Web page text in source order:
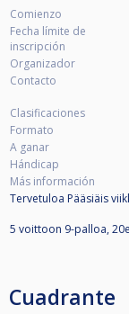
Comienzo
Fecha límite de
inscripción
Organizador
Contacto
Clasificaciones
Formato
A ganar
Hándicap
Más información
Tervetuloa Pääsiäis
5 voittoon 9-palloa,
Cuadrante